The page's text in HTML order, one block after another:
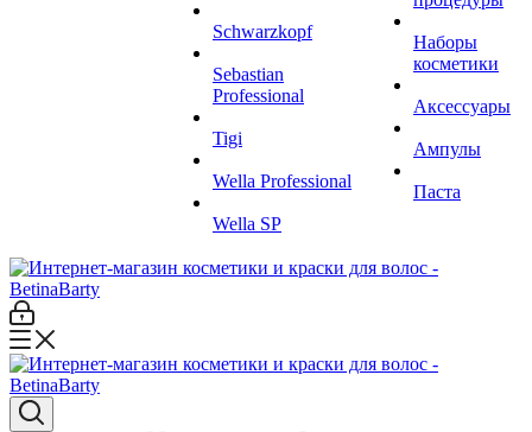
Schwarzkopf
Sebastian
Professional
Tigi
Wella Professional
Wella SP
Наборы
косметики
Аксессуары
Ампулы
Паста